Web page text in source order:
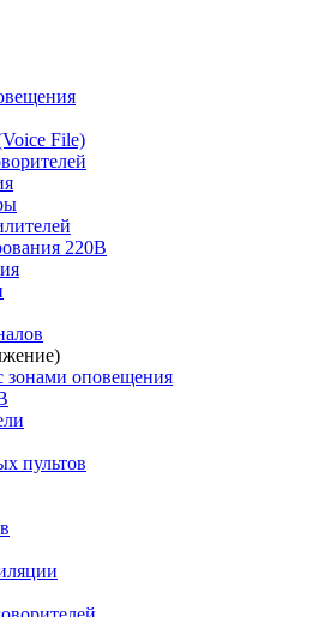
File)
220В
зонами оповещения
пультов